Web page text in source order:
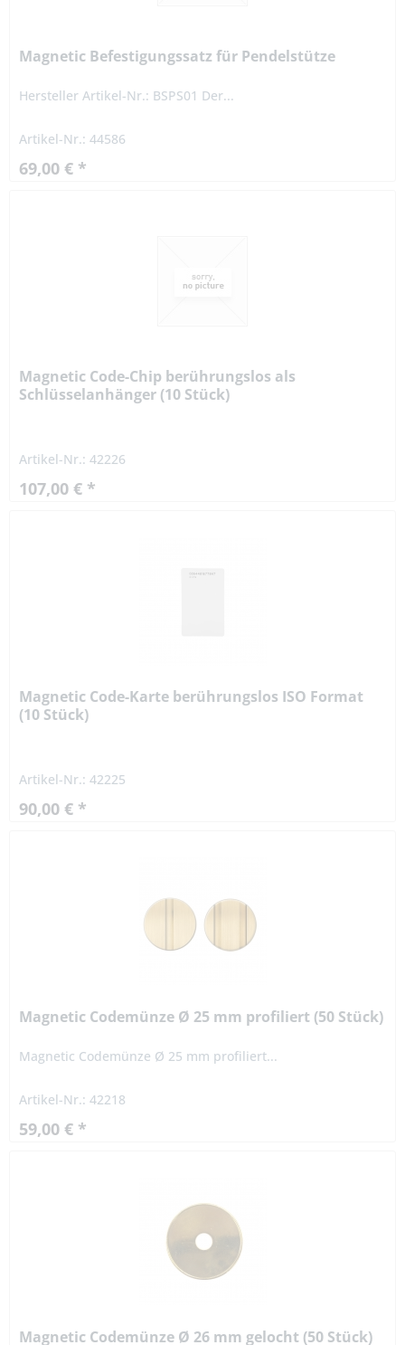
Magnetic Befestigungssatz für Pendelstütze
Hersteller Artikel-Nr.: BSPS01 Der...
Artikel-Nr.: 44586
69,00 € *
Magnetic Code-Chip berührungslos als
Schlüsselanhänger (10 Stück)
Artikel-Nr.: 42226
107,00 € *
Magnetic Code-Karte berührungslos ISO Format
(10 Stück)
Artikel-Nr.: 42225
90,00 € *
Magnetic Codemünze Ø 25 mm profiliert (50 Stück)
Magnetic Codemünze Ø 25 mm profiliert...
Artikel-Nr.: 42218
59,00 € *
Magnetic Codemünze Ø 26 mm gelocht (50 Stück)